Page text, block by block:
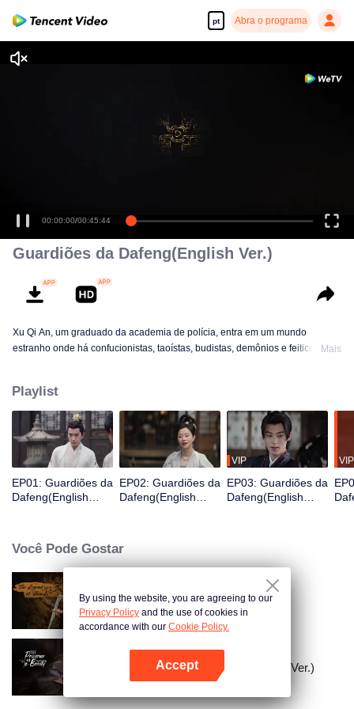
pt Abra o programa
Abra o programa
Desfrute de séries em alta definição e com reprodução suave
00:00:00/00:45:44
Guardiões da Dafeng(English Ver.)
Xu Qi An, um graduado da academia de polícia, entra em um mundo
estranho onde há confucionistas, taoístas, budistas, demônios e feiticeiros.
organização de guardiões para mudar seu destino e, assim, se torna um
Guardião.
Mais
Playlist
EP01: Guardiões da
Dafeng(English
EP02: Guardiões da
Dafeng(English
VIP
EP03: Guardiões da
Dafeng(English
VIP
Você Pode Gostar
A Lenda de Shen Li
A Prisioneira da Beleza (English Ver.)
By using the website, you are agreeing to our
Privacy Policy and the use of cookies in
accordance with our Cookie Policy.
Accept